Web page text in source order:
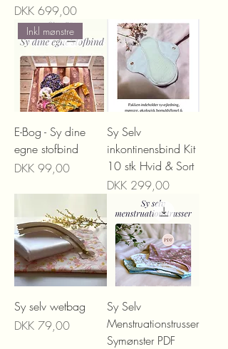
Prijs
DKK 699,00
Inkl mønstre
E-Bog - Sy dine
egne stofbind
Prijs
DKK 99,00
Sy Selv
inkontinensbind Kit
10 stk Hvid & Sort
Prijs
DKK 299,00
Sy selv wetbag
Prijs
DKK 79,00
Sy Selv
Menstruationstrusser
Symønster PDF